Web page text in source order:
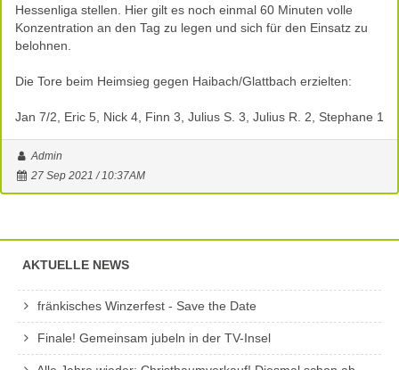
Hessenliga stellen. Hier gilt es noch einmal 60 Minuten volle
Konzentration an den Tag zu legen und sich für den Einsatz zu
belohnen.
Die Tore beim Heimsieg gegen Haibach/Glattbach erzielten:
Jan 7/2, Eric 5, Nick 4, Finn 3, Julius S. 3, Julius R. 2, Stephane 1
Admin
27 Sep 2021 / 10:37AM
AKTUELLE NEWS
fränkisches Winzerfest - Save the Date
Finale! Gemeinsam jubeln in der TV-Insel